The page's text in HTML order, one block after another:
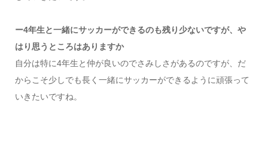
ー4年生と一緒にサッカーができるのも残り少ないですが、や
はり思うところはありますか
自分は特に4年生と仲が良いのでさみしさがあるのですが、だ
からこそ少しでも長く一緒にサッカーができるように頑張って
いきたいですね。